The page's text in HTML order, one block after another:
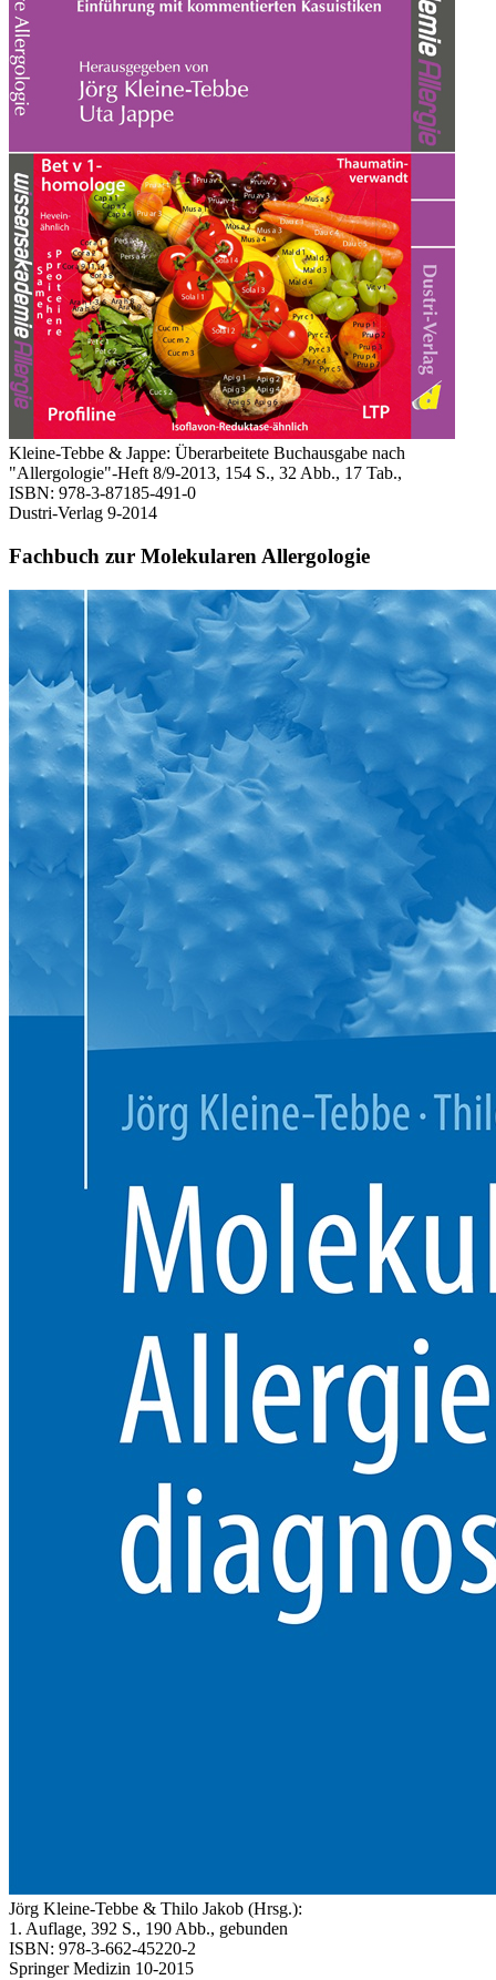
Kleine-Tebbe & Jappe: Überarbeitete Buchausgabe nach
"Allergologie"-Heft 8/9-2013, 154 S., 32 Abb., 17 Tab.,
ISBN: 978-3-87185-491-0
Dustri-Verlag 9-2014
Fachbuch zur Molekularen Allergologie
Jörg Kleine-Tebbe & Thilo Jakob (Hrsg.):
1. Auflage, 392 S., 190 Abb., gebunden
ISBN: 978-3-662-45220-2
Springer Medizin 10-2015